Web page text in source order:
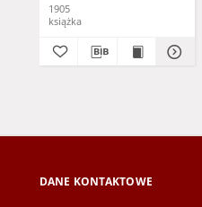
1905
książka
DANE KONTAKTOWE